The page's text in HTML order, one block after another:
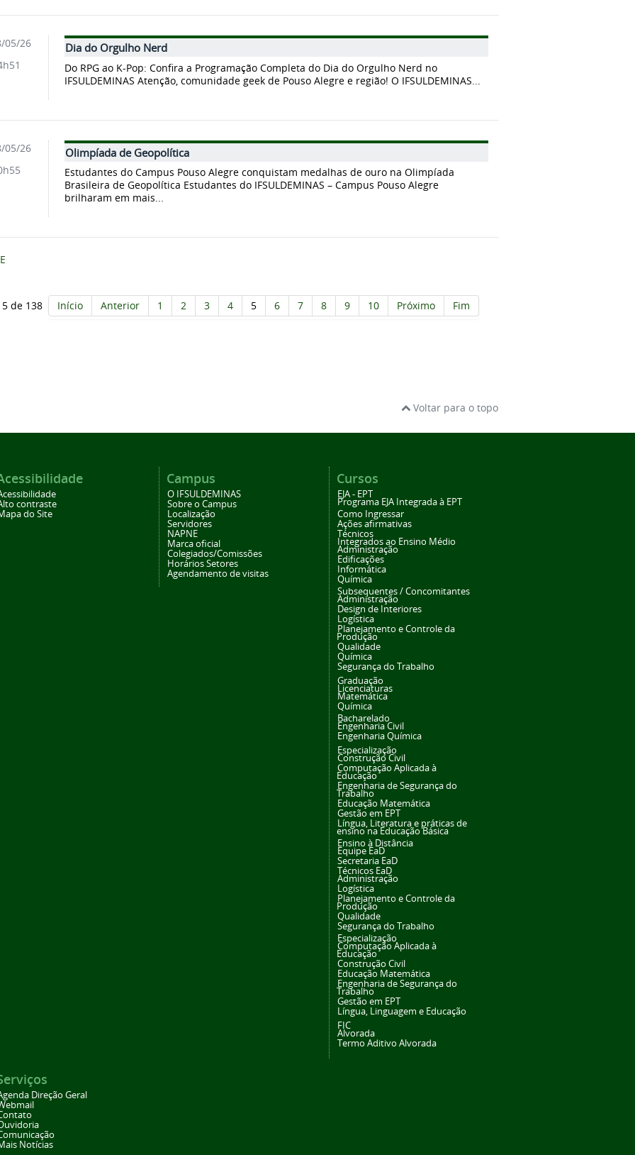
Dia do Orgulho Nerd
Do RPG ao K-Pop: Confira a Programação Completa do Dia do Orgulho Nerd no
IFSULDEMINAS Atenção, comunidade geek de Pouso Alegre e região! O IFSULDEMINAS...
05/26
Olimpíada de Geopolítica
Estudantes do Campus Pouso Alegre conquistam medalhas de ouro na Olimpíada
Brasileira de Geopolítica Estudantes do IFSULDEMINAS – Campus Pouso Alegre
brilharam em mais...
05/26
de 138 Início Anterior 1 2 3 4 5 6 7 8 9 10 Próximo Fim
Voltar para o topo
contraste
do Site
Campus
O IFSULDEMINAS
Sobre o Campus
Localização
Servidores
NAPNE
Marca oficial
Colegiados/Comissões
Horários Setores
Agendamento de visitas
Cursos
EJA - EPT
Programa EJA Integrada à EPT
Como Ingressar
Ações afirmativas
Técnicos
Integrados ao Ensino Médio
Administração
Edificações
Informática
Química
Subsequentes / Concomitantes
Administração
Design de Interiores
Logística
Planejamento e Controle da
Produção
Qualidade
Química
Segurança do Trabalho
Graduação
Licenciaturas
Matemática
Química
Bacharelado
Engenharia Civil
Engenharia Química
Especialização
Construção Civil
Computação Aplicada à
Educação
Engenharia de Segurança do
Trabalho
Educação Matemática
Gestão em EPT
Língua, Literatura e práticas de
ensino na Educação Básica
Ensino à Distância
Equipe EaD
Secretaria EaD
Técnicos EaD
Administração
Logística
Planejamento e Controle da
Produção
Qualidade
Segurança do Trabalho
Especialização
Computação Aplicada à
Educação
Construção Civil
Educação Matemática
Engenharia de Segurança do
Trabalho
Gestão em EPT
Língua, Linguagem e Educação
FIC
Alvorada
Termo Aditivo Alvorada
Direção Geral
Notícias